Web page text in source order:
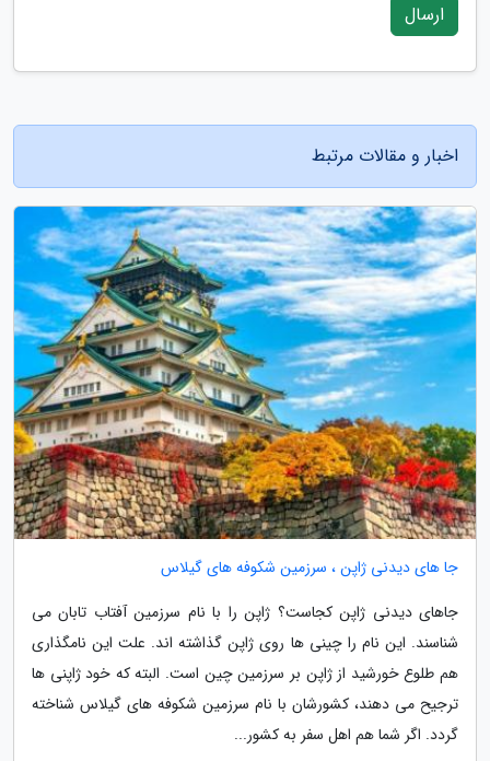
ارسال
اخبار و مقالات مرتبط
جا های دیدنی ژاپن ، سرزمین شکوفه های گیلاس
جاهای دیدنی ژاپن کجاست؟ ژاپن را با نام سرزمین آفتاب تابان می
شناسند. این نام را چینی ها روی ژاپن گذاشته اند. علت این نامگذاری
هم طلوع خورشید از ژاپن بر سرزمین چین است. البته که خود ژاپنی ها
ترجیح می دهند، کشورشان با نام سرزمین شکوفه های گیلاس شناخته
گردد. اگر شما هم اهل سفر به کشور...